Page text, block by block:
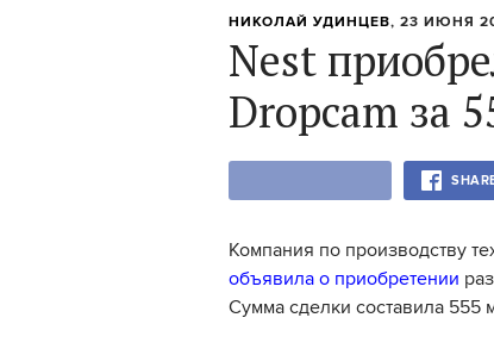
НИКОЛАЙ УДИНЦЕВ, 23 ИЮНЯ
Nest
Dropcam за
Компания по производству
объявила о приобретении
Сумма сделки составила 555